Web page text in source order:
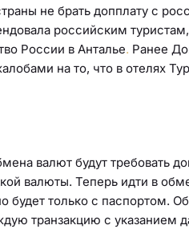
не брать допплату с
российским
России в Анталье. Ранее
на то, что в отелях
валют будут требовать
валюты. Теперь идти в
будет только с паспортом.
транзакцию с указанием